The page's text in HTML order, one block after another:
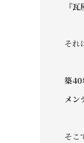
『
それ
築40
メン
そこ